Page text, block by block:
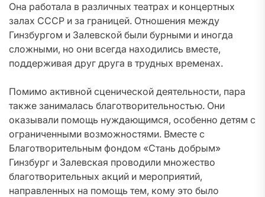
Она работала в различных театрах и концертных
залах СССР и за границей. Отношения между
Гинзбургом и Залевской были бурными и иногда
сложными, но они всегда находились вместе,
поддерживая друг друга в трудных временах.
Помимо активной сценической деятельности, пара
также занималась благотворительностью. Они
оказывали помощь нуждающимся, особенно детям с
ограниченными возможностями. Вместе с
Благотворительным фондом «Стань добрым»
Гинзбург и Залевская проводили множество
благотворительных акций и мероприятий,
направленных на помощь тем, кому это было